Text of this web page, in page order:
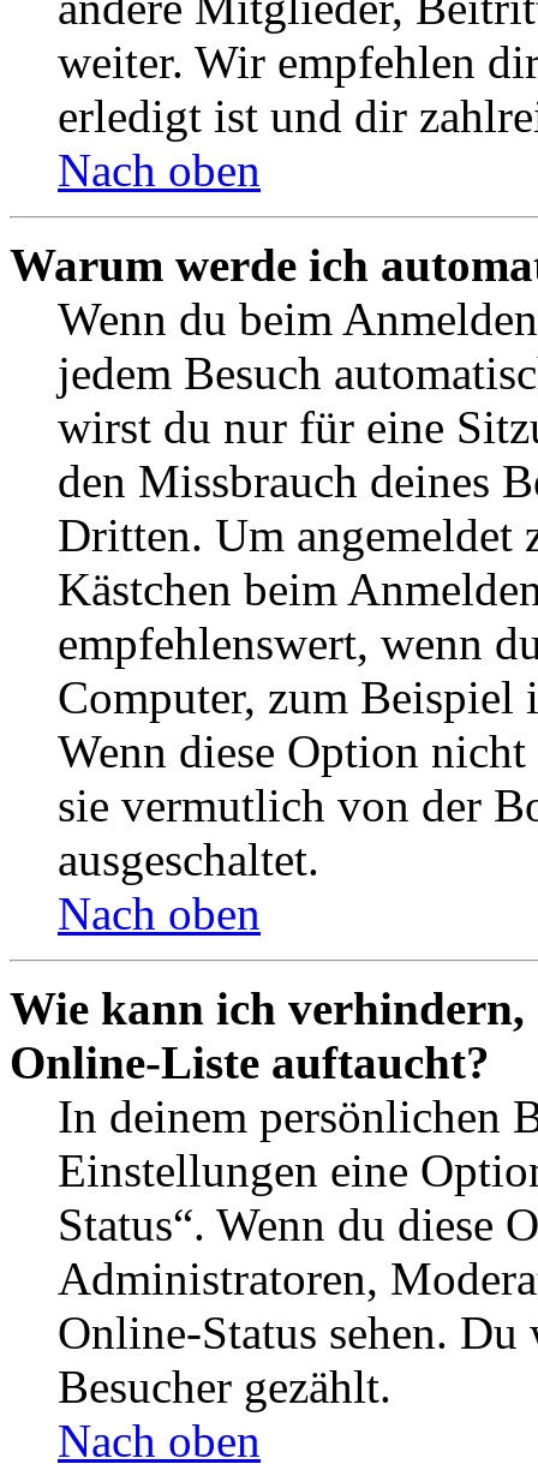
weiter. Wir empfehlen
erledigt ist und dir
Nach oben
Warum werde ich
Wenn du beim
jedem Besuch
wirst du nur für eine
den Missbrauch deines
Dritten. Um angemeldet
Kästchen beim
empfehlenswert, wenn
Computer, zum Beispiel
Wenn diese Option
sie vermutlich von der
ausgeschaltet.
Nach oben
Wie kann ich verhindern,
Online-Liste auftaucht?
In deinem persönlichen
Einstellungen eine
Status“. Wenn du diese
Administratoren,
Online-Status sehen.
Besucher gezählt.
Nach oben